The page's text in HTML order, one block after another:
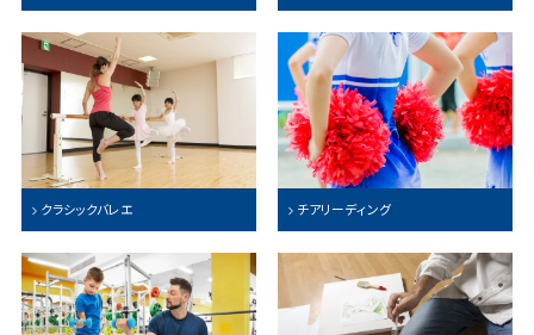
クラシックバレエ チアリーディング